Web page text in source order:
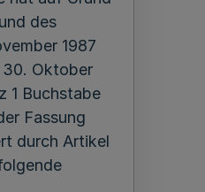
des
1987
30. Oktober
1 Buchstabe
Fassung
durch Artikel